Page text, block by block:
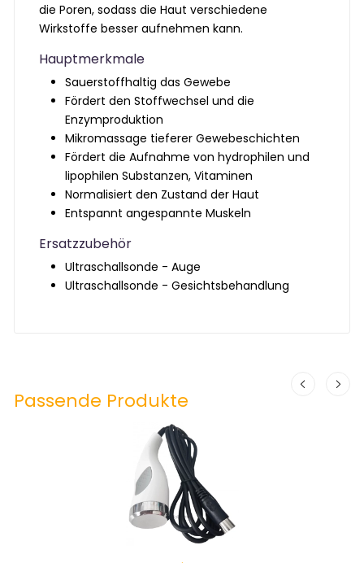
die Poren, sodass die Haut verschiedene
Wirkstoffe besser aufnehmen kann.
Hauptmerkmale
Sauerstoffhaltig das Gewebe
Fördert den Stoffwechsel und die
Enzymproduktion
Mikromassage tieferer Gewebeschichten
Fördert die Aufnahme von hydrophilen und
lipophilen Substanzen, Vitaminen
Normalisiert den Zustand der Haut
Entspannt angespannte Muskeln
Ersatzzubehör
Ultraschallsonde - Auge
Ultraschallsonde - Gesichtsbehandlung
Passende Produkte